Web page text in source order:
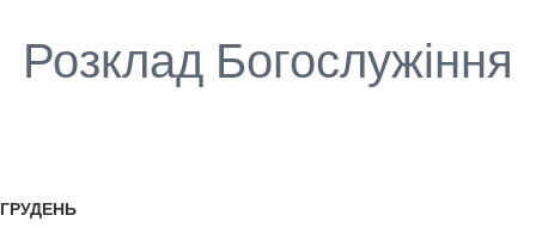
Розклад Богослужіння
ГРУДЕНЬ